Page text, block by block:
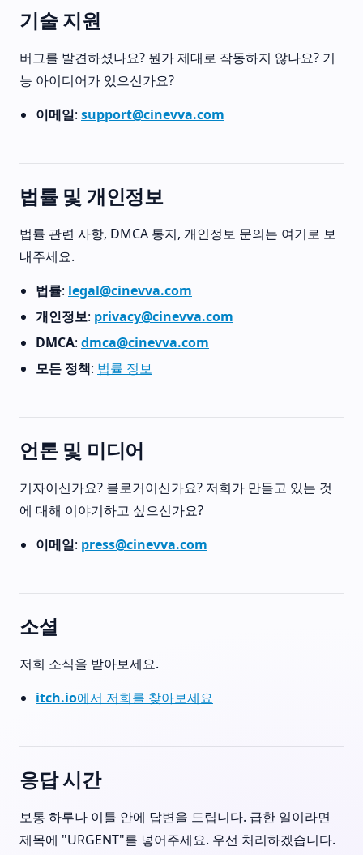
기술 지원
버그를 발견하셨나요? 뭔가 제대로 작동하지 않나요? 기
능 아이디어가 있으신가요?
이메일: support@cinevva.com
법률 및 개인정보
법률 관련 사항, DMCA 통지, 개인정보 문의는 여기로 보
내주세요.
법률: legal@cinevva.com
개인정보: privacy@cinevva.com
DMCA: dmca@cinevva.com
모든 정책: 법률 정보
언론 및 미디어
기자이신가요? 블로거이신가요? 저희가 만들고 있는 것
에 대해 이야기하고 싶으신가요?
이메일: press@cinevva.com
소셜
저희 소식을 받아보세요.
itch.io에서 저희를 찾아보세요
응답 시간
보통 하루나 이틀 안에 답변을 드립니다. 급한 일이라면
제목에 "URGENT"를 넣어주세요. 우선 처리하겠습니다.